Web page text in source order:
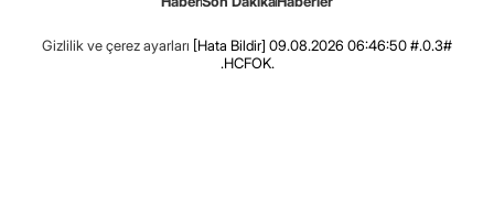
Gizlilik ve çerez ayarları [Hata Bildir] 09.08.2026 06:46:50 #.0.3#
.HCFOK.